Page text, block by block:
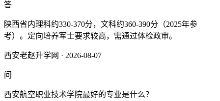
答
陕西省内理科约330-370分，文科约360-390分（2025年参
考）。定向培养军士要求较高，需通过体检政审。
西安老赵升学网 · 2026-08-07
问
西安航空职业技术学院最好的专业是什么？